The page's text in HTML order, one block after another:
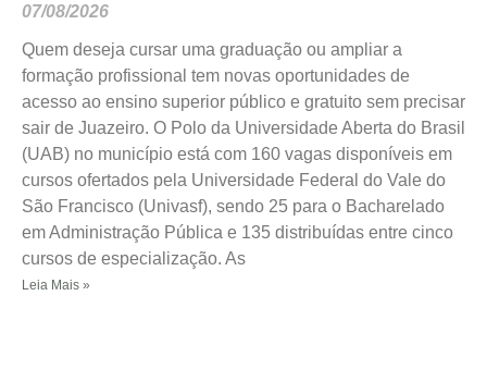
07/08/2026
Quem deseja cursar uma graduação ou ampliar a
formação profissional tem novas oportunidades de
acesso ao ensino superior público e gratuito sem precisar
sair de Juazeiro. O Polo da Universidade Aberta do Brasil
(UAB) no município está com 160 vagas disponíveis em
cursos ofertados pela Universidade Federal do Vale do
São Francisco (Univasf), sendo 25 para o Bacharelado
em Administração Pública e 135 distribuídas entre cinco
cursos de especialização. As
Leia Mais »